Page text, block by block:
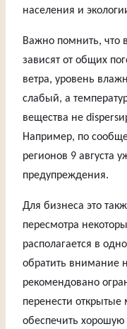
населения и
Важно помнить, что
зависят от общих
ветра, уровень
слабый, а
вещества не
Например, по
регионов 9 августа
предупреждения.
Для бизнеса это
пересмотра
располагается в
обратить внимание
рекомендовано
перенести
обеспечить